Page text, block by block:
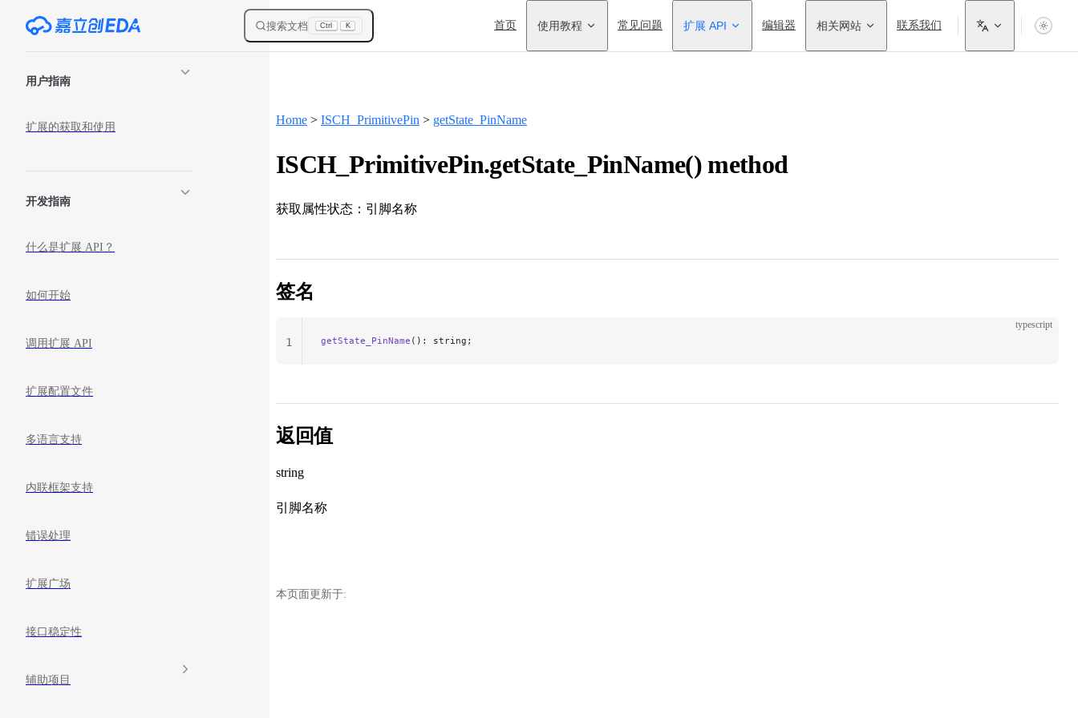
Skip to content 搜索文档 Ctrl K
Main Navigation
首页 使用教程 常见问题 扩展 API 编辑器 相关网站 联系我们
用户指南
扩展的获取和使用
开发指南
什么是扩展 API？
如何开始
调用扩展 API
扩展配置文件
多语言支持
内联框架支持
错误处理
扩展广场
接口稳定性
辅助项目
Home > ISCH_PrimitivePin > getState_PinName
ISCH_PrimitivePin.getState_PinName() method
获取属性状态：引脚名称
签名
typescript
getState_PinName (): string;
1
返回值
string
引脚名称
本页面更新于: